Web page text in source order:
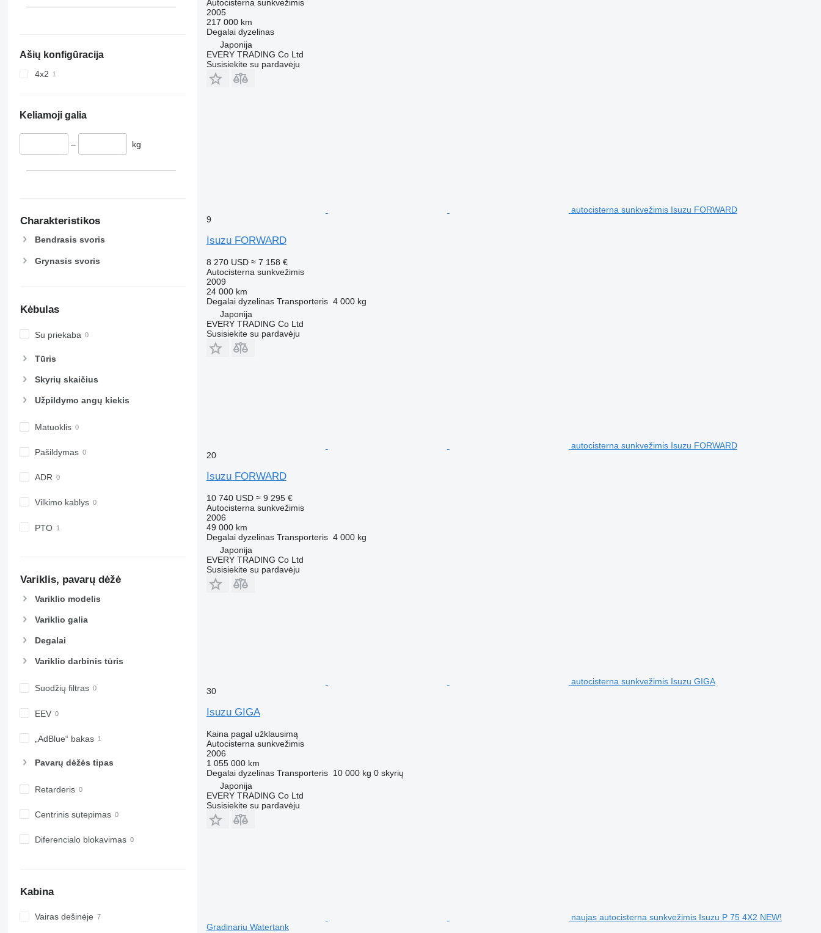
Ašių konfigūracija
4x2
Keliamoji galia
– kg
Charakteristikos
Bendrasis svoris
Grynasis svoris
Kėbulas
Su priekaba
Tūris
Skyrių skaičius
Užpildymo angų kiekis
Matuoklis
Pašildymas
ADR
Vilkimo kablys
PTO
Variklis, pavarų dėžė
Variklio modelis
Variklio galia
Degalai
Variklio darbinis tūris
Suodžių filtras
EEV
„AdBlue“ bakas
Pavarų dėžės tipas
Retarderis
Centrinis sutepimas
Diferencialo blokavimas
Kabina
Vairas dešinėje
Autocisterna sunkvežimis
2005
217 000 km
Degalai dyzelinas
Japonija
EVERY TRADING Co Ltd
Susisiekite su pardavėju
autocisterna sunkvežimis Isuzu FORWARD
9
Isuzu FORWARD
8 270 USD ≈ 7 158 €
Autocisterna sunkvežimis
2009
24 000 km
Degalai dyzelinas Transporteris 4 000 kg
Japonija
EVERY TRADING Co Ltd
Susisiekite su pardavėju
autocisterna sunkvežimis Isuzu FORWARD
20
Isuzu FORWARD
10 740 USD ≈ 9 295 €
Autocisterna sunkvežimis
2006
49 000 km
Degalai dyzelinas Transporteris 4 000 kg
Japonija
EVERY TRADING Co Ltd
Susisiekite su pardavėju
autocisterna sunkvežimis Isuzu GIGA
30
Isuzu GIGA
Kaina pagal užklausimą
Autocisterna sunkvežimis
2006
1 055 000 km
Degalai dyzelinas Transporteris 10 000 kg 0 skyrių
Japonija
EVERY TRADING Co Ltd
Susisiekite su pardavėju
naujas autocisterna sunkvežimis Isuzu P 75 4X2 NEW!
Gradinariu Watertank